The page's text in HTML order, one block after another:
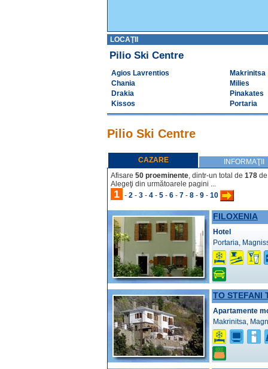
LOCAŢII
Pilio Ski Centre
Agios Lavrentios
Chania
Drakia
Kissos
Makrinitsa
Milies
Pinakates
Portaria
Pilio Ski Centre
CAZARE
INFORMAŢII
Afisare 50 proeminente, dintr-un total de 178
Alegeţi din următoarele pagini ...
1 - 2 - 3 - 4 - 5 - 6 - 7 - 8 - 9 - 10
FILOXENIA
Hotel
Portaria,
TO STEFANI
Apartamente
Makrinitsa,